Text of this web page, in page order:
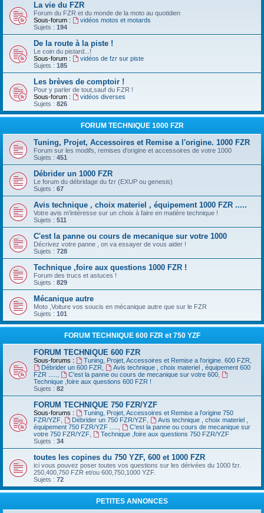
La vie du FZR
Forum du FZR et du monde de la moto au quotidien
Sous-forum :
vidéos motos et motards
Sujets : 194
De la route à la piste !
Le coin du pistard...!
Sous-forum :
vidéos de fzr sur piste
Sujets : 185
Les brèves de comptoir !
Pour y parler de tout,sauf du FZR !
Sous-forum :
vidéos diverses
Sujets : 826
FORUM TECHNIQUE 1000 FZR
Tuning, Projet, Accessoires et Remise a l'origine. 1000 FZR
Forum sur les modifs, remises d'origine et accessoires de votre 1000
Sujets : 451
Débrider un 1000 FZR
Le forum du débridage du fzr (EXUP ou genesis)
Sujets : 67
Avis technique , choix materiel , équipement 1000 FZR .....
Votre avis m’intéresse sur un choix à faire en matière technique !
Sujets : 511
C'est la panne ou cours de mecanique sur votre 1000
Décrivez votre panne , on va essayer de vous aider !
Sujets : 728
Technique ,foire aux questions 1000 FZR !
Forum des trucs et astuces !
Sujets : 829
Mécanique autre
Moto ,Voiture vos soucis en mécanique autre que sur le FZR
Sujets : 101
FORUM TECHNIQUE 600 FZR et 750 YZF
FORUM TECHNIQUE 600 FZR
Sous-forums : Tuning, Projet, Accessoires et Remise a l'origine. 600 FZR
Débrider un 600 FZR
Avis technique , choix materiel , équipement 600
FZR .....
C'est la panne ou cours de mecanique sur votre 600,
Technique ,foire aux questions 600 FZR !
Sujets : 82
FORUM TECHNIQUE 750 FZR/YZF
Sous-forums :
Tuning, Projet, Accessoires et Remise a l'origine 750
FZR/YZF
Débrider un 750 FZR/YZF,
Avis technique , choix materiel ,
équipement 750 FZR/YZF .....
C'est la panne ou cours de mecanique sur
votre 750 FZR/YZF
Technique ,foire aux questions 750 FZR/YZF
Sujets : 34
toutes les copines du 750 YZF, 600 et 1000 FZR
ici vous pouvez poser toutes vos questions sur les dérivées du 1000 fzr.
250,400,750 FZR et/ou 600,750,1000 YZF.
Sujets : 72
PETITES ANNONCES